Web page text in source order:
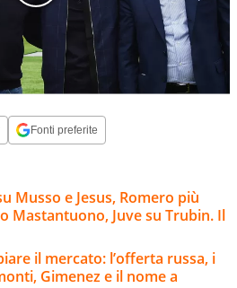
Fonti preferite
Musso e Jesus, Romero più
Mastantuono, Juve su Trubin. Il
il mercato: l’offerta russa, i
Gimenez e il nome a